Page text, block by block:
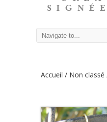
Accueil / Non classé